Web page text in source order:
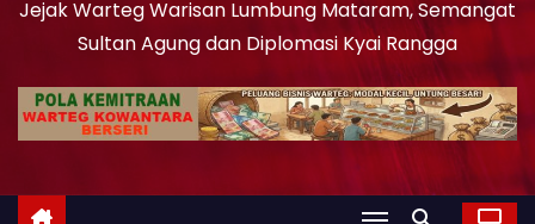
Jejak Warteg Warisan Lumbung Mataram, Semangat
Sultan Agung dan Diplomasi Kyai Rangga